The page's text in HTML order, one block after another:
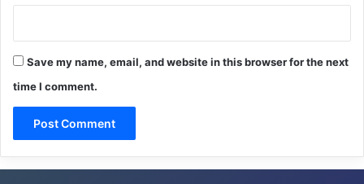
Save my name, email, and website in this browser for the next
time I comment.